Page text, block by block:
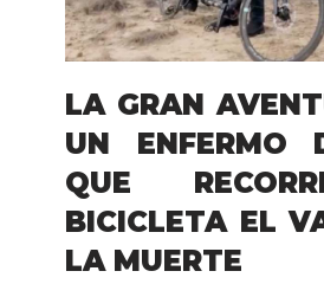
LA GRAN
UN ENFERMO
QUE
BICICLETA EL
LA MUERTE